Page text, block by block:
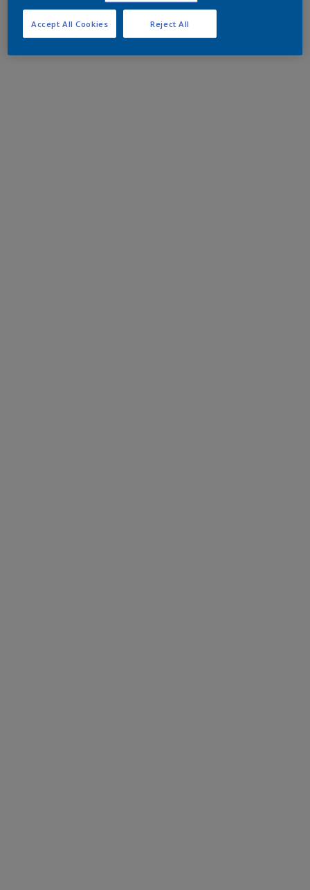
Reject All
Accept All Cookies